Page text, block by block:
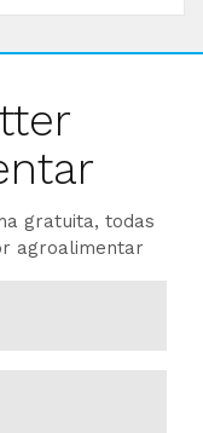
gratuita, todas
agroalimentar